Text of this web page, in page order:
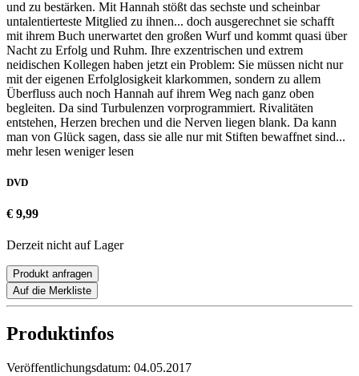
und zu bestärken. Mit Hannah stößt das sechste und scheinbar
untalentierteste Mitglied zu ihnen... doch ausgerechnet sie schafft
mit ihrem Buch unerwartet den großen Wurf und kommt quasi über
Nacht zu Erfolg und Ruhm. Ihre exzentrischen und extrem
neidischen Kollegen haben jetzt ein Problem: Sie müssen nicht nur
mit der eigenen Erfolglosigkeit klarkommen, sondern zu allem
Überfluss auch noch Hannah auf ihrem Weg nach ganz oben
begleiten. Da sind Turbulenzen vorprogrammiert. Rivalitäten
entstehen, Herzen brechen und die Nerven liegen blank. Da kann
man von Glück sagen, dass sie alle nur mit Stiften bewaffnet sind...
mehr lesen weniger lesen
DVD
€ 9,99
Derzeit nicht auf Lager
Produkt anfragen
Auf die Merkliste
Produktinfos
Veröffentlichungsdatum: 04.05.2017